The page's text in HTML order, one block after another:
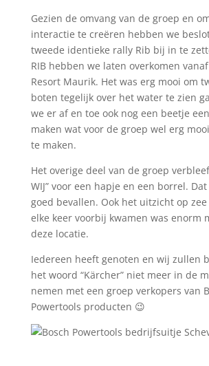
Gezien de omvang van de groep en
interactie te creëren hebben we
tweede identieke rally Rib bij in te
RIB hebben we laten overkomen
Resort Maurik. Het was erg mooi om
boten tegelijk over het water te zien
we er af en toe ook nog een beetje
maken wat voor de groep wel erg
te maken.
Het overige deel van de groep
WIJ” voor een hapje en een borrel.
goed bevallen. Ook het uitzicht op
elke keer voorbij kwamen was enorm
deze locatie.
Iedereen heeft genoten en wij zullen
het woord “Kärcher” niet meer in de
nemen met een groep verkopers van
Powertools producten 😉